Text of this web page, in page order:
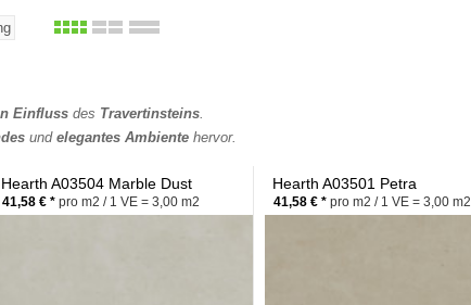
Einfluss des Travertinsteins.
und elegantes Ambiente hervor.
Hearth A03504 Marble Dust
41,58 € * pro m2 / 1 VE = 3,00 m2
Hearth A03501 Petra
41,58 € * pro m2 / 1 VE = 3,00 m2